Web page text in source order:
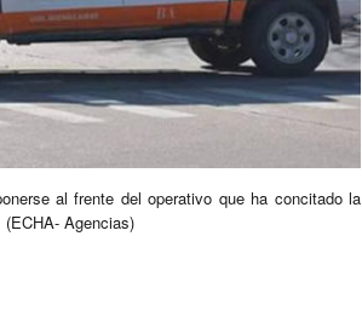
al frente del operativo que ha concitado la
Agencias)